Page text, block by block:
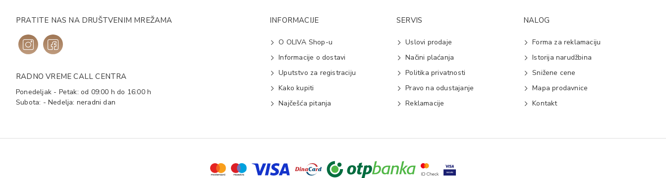
PRATITE NAS NA DRUŠTVENIM MREŽAMA
RADNO VREME CALL CENTRA
Ponedeljak - Petak: od 09:00 h do 16:00 h
Subota: - Nedelja: neradni dan
INFORMACIJE
O OLIVA Shop-u
Informacije o dostavi
Uputstvo za registraciju
Kako kupiti
Najčešća pitanja
SERVIS
Uslovi prodaje
Načini plaćanja
Politika privatnosti
Pravo na odustajanje
Reklamacije
NALOG
Forma za reklamaciju
Istorija narudžbina
Snižene cene
Mapa prodavnice
Kontakt